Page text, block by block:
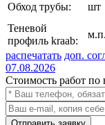
Обход трубы: шт
Теневой
профиль kraab:
м.п.
распечатать доп.
07.08.2026
Стоимость работ